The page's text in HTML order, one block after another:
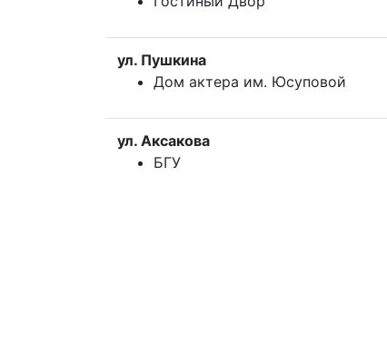
ул. Пушкина
Дом актера им. Юсуповой
ул. Аксакова
БГУ